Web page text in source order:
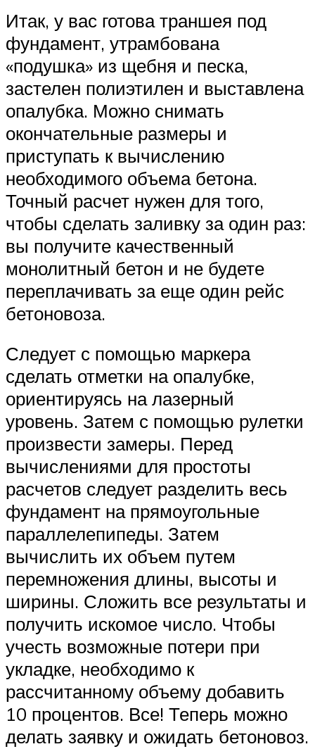
Итак, у вас готова траншея под
фундамент, утрамбована
«подушка» из щебня и песка,
застелен полиэтилен и выставлена
опалубка. Можно снимать
окончательные размеры и
приступать к вычислению
необходимого объема бетона.
Точный расчет нужен для того,
чтобы сделать заливку за один раз:
вы получите качественный
монолитный бетон и не будете
переплачивать за еще один рейс
бетоновоза.
Следует с помощью маркера
сделать отметки на опалубке,
ориентируясь на лазерный
уровень. Затем с помощью рулетки
произвести замеры. Перед
вычислениями для простоты
расчетов следует разделить весь
фундамент на прямоугольные
параллелепипеды. Затем
вычислить их объем путем
перемножения длины, высоты и
ширины. Сложить все результаты и
получить искомое число. Чтобы
учесть возможные потери при
укладке, необходимо к
рассчитанному объему добавить
10 процентов. Все! Теперь можно
делать заявку и ожидать бетоновоз.